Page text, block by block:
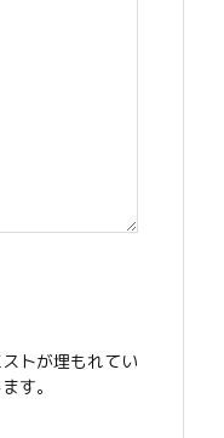
トが埋もれてい
す。